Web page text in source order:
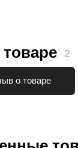
2
о товаре